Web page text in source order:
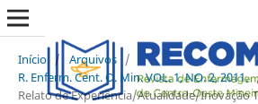
Início / Arquivos /
R. Enferm. Cent. O. Min. VOL. 1, NO. 2, 2011.
Relato de Experiência/Atualidade/Inovação